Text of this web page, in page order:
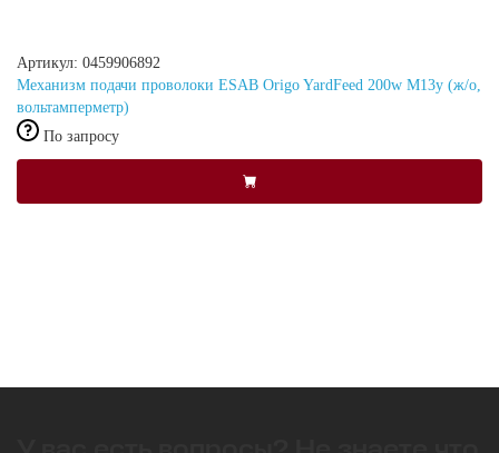
Артикул: 0459906892
Механизм подачи проволоки ESAB Origo YardFeed 200w M13y (ж/о,
вольтамперметр)
По запросу